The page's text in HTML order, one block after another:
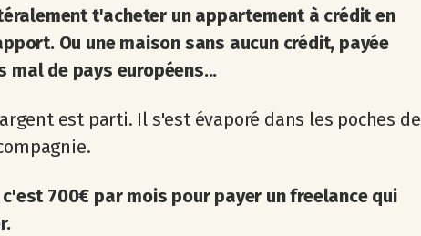
t'acheter un appartement à crédit en
Ou une maison sans aucun crédit, payée
mal de pays européens...
est parti. Il s'est évaporé dans les poches de
700€ par mois pour payer un freelance qui